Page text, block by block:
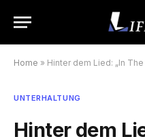
Home » Hinter dem Lied: „In
UNTERHALTUNG
Hinter dem